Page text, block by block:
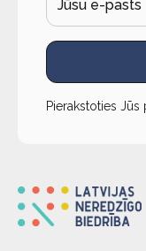
Pierakstoties Jūs